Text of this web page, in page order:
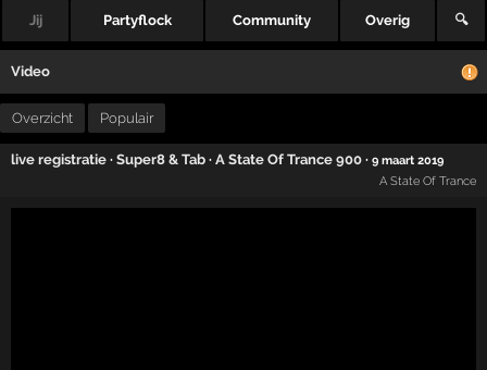
Jij Partyflock Community Overig 🔍
Video
Overzicht Populair
live registratie ·Super8 & Tab ·A State Of Trance 900 ·9 maart 2019
A State Of Trance